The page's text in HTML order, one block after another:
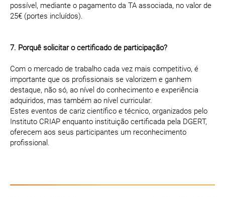
possível, mediante o pagamento da TA associada, no valor de
25€ (portes incluídos).
7. Porquê solicitar o certificado de participação?
Com o mercado de trabalho cada vez mais competitivo, é
importante que os profissionais se valorizem e ganhem
destaque, não só, ao nível do conhecimento e experiência
adquiridos, mas também ao nível curricular.
Estes eventos de cariz científico e técnico, organizados pelo
Instituto CRIAP enquanto instituição certificada pela DGERT,
oferecem aos seus participantes um reconhecimento
profissional.